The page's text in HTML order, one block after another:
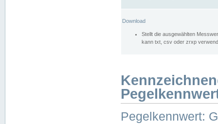
Download
Stellt die ausgewählten
kann txt, csv oder zrxp
Pegelkennwert: